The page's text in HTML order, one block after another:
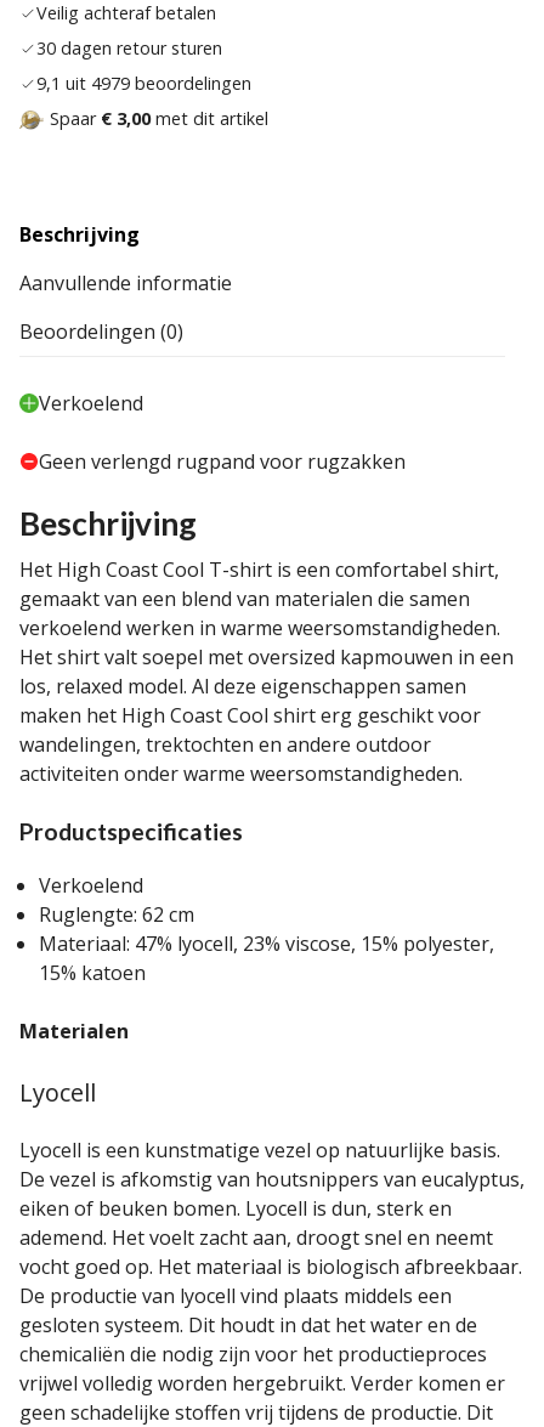
Veilig achteraf betalen
30 dagen retour sturen
9,1 uit 4979 beoordelingen
Spaar € 3,00met dit artikel
Beschrijving
Aanvullende informatie
Beoordelingen (0)
Verkoelend
Geen verlengd rugpand voor rugzakken
Beschrijving
Het High Coast Cool T-shirt is een comfortabel shirt,
gemaakt van een blend van materialen die samen
verkoelend werken in warme weersomstandigheden.
Het shirt valt soepel met oversized kapmouwen in een
los, relaxed model. Al deze eigenschappen samen
maken het High Coast Cool shirt erg geschikt voor
wandelingen, trektochten en andere outdoor
activiteiten onder warme weersomstandigheden.
Productspecificaties
Verkoelend
Ruglengte: 62 cm
Materiaal: 47% lyocell, 23% viscose, 15% polyester,
15% katoen
Materialen
Lyocell
Lyocell is een kunstmatige vezel op natuurlijke basis.
De vezel is afkomstig van houtsnippers van eucalyptus,
eiken of beuken bomen. Lyocell is dun, sterk en
ademend. Het voelt zacht aan, droogt snel en neemt
vocht goed op. Het materiaal is biologisch afbreekbaar.
De productie van lyocell vind plaats middels een
gesloten systeem. Dit houdt in dat het water en de
chemicaliën die nodig zijn voor het productieproces
vrijwel volledig worden hergebruikt. Verder komen er
geen schadelijke stoffen vrij tijdens de productie. Dit